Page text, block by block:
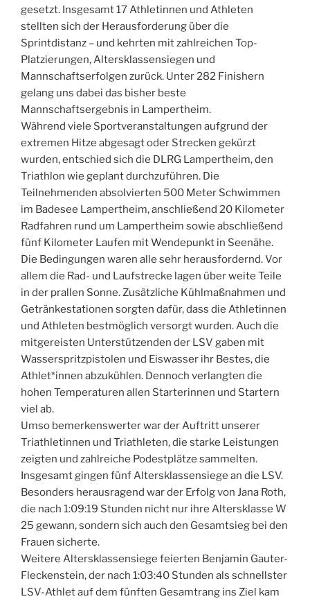
gesetzt. Insgesamt 17 Athletinnen und Athleten
stellten sich der Herausforderung über die
Sprintdistanz – und kehrten mit zahlreichen Top-
Platzierungen, Altersklassensiegen und
Mannschaftserfolgen zurück. Unter 282 Finishern
gelang uns dabei das bisher beste
Mannschaftsergebnis in Lampertheim.
Während viele Sportveranstaltungen aufgrund der
extremen Hitze abgesagt oder Strecken gekürzt
wurden, entschied sich die DLRG Lampertheim, den
Triathlon wie geplant durchzuführen. Die
Teilnehmenden absolvierten 500 Meter Schwimmen
im Badesee Lampertheim, anschließend 20 Kilometer
Radfahren rund um Lampertheim sowie abschließend
fünf Kilometer Laufen mit Wendepunkt in Seenähe.
Die Bedingungen waren alle sehr herausfordernd. Vor
allem die Rad- und Laufstrecke lagen über weite Teile
in der prallen Sonne. Zusätzliche Kühlmaßnahmen und
Getränkestationen sorgten dafür, dass die Athletinnen
und Athleten bestmöglich versorgt wurden. Auch die
mitgereisten Unterstützenden der LSV gaben mit
Wasserspritzpistolen und Eiswasser ihr Bestes, die
Athlet*innen abzukühlen. Dennoch verlangten die
hohen Temperaturen allen Starterinnen und Startern
viel ab.
Umso bemerkenswerter war der Auftritt unserer
Triathletinnen und Triathleten, die starke Leistungen
zeigten und zahlreiche Podestplätze sammelten.
Insgesamt gingen fünf Altersklassensiege an die LSV.
Besonders herausragend war der Erfolg von Jana Roth,
die nach 1:09:19 Stunden nicht nur ihre Altersklasse W
25 gewann, sondern sich auch den Gesamtsieg bei den
Frauen sicherte.
Weitere Altersklassensiege feierten Benjamin Gauter-
Fleckenstein, der nach 1:03:40 Stunden als schnellster
LSV-Athlet auf dem fünften Gesamtrang ins Ziel kam